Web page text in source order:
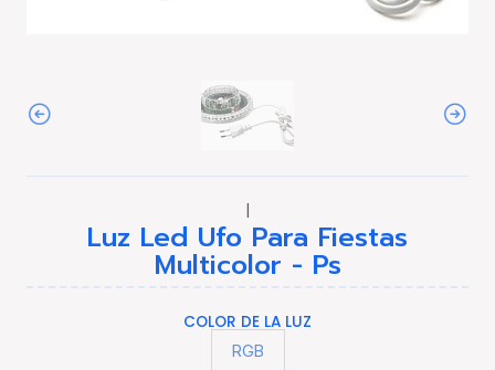
|
Luz Led Ufo Para Fiestas
Multicolor - Ps
COLOR DE LA LUZ
RGB